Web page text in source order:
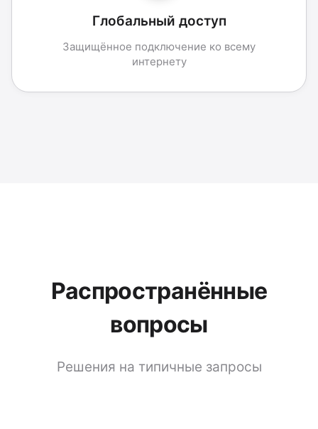
Глобальный доступ
Защищённое подключение ко всему
интернету
Распространённые
вопросы
Решения на типичные запросы